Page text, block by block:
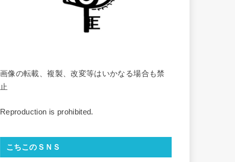
画像の転載、複製、改変等はいかなる場合も禁
止
Reproduction is prohibited.
こちこのＳＮＳ